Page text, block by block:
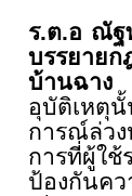
ร.ต.อ ณัฐ
บรรยายก
บ้านฉาง
อุบัติเหตุนั้
การณ์ล่ว
การที่ผู้ใช้
ป้องกันคว